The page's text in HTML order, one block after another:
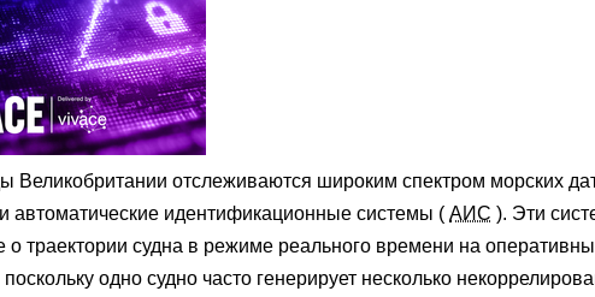
Великобритании отслеживаются широким спектром морских
автоматические идентификационные системы ( АИС ). Эти
траектории судна в режиме реального времени на
одно судно часто генерирует несколько